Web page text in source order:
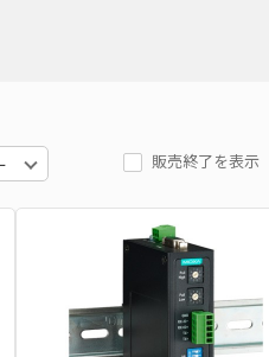
販売終了を表示